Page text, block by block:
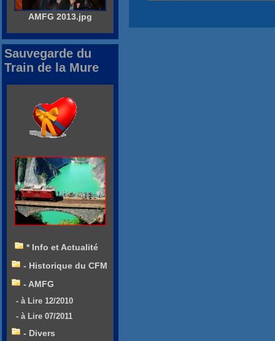
AMFG 2013.jpg
Sauvegarde du
Train de la Mure
* Info et Actualité
- Historique du CFM
- AMFG
- à Lire 12/2010
- à Lire 07/2011
- Divers